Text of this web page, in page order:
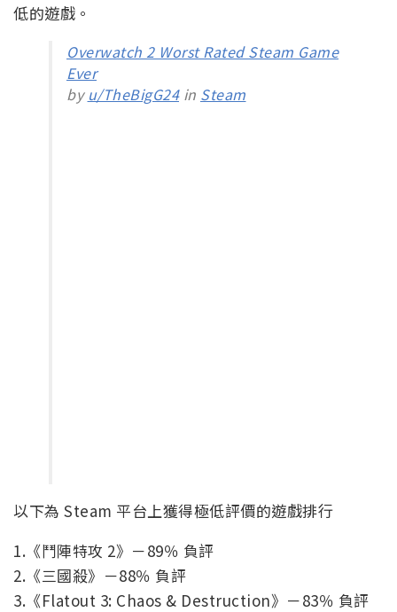
低的遊戲。
Overwatch 2 Worst Rated Steam Game
Ever
by u/TheBigG24in Steam
以下為 Steam 平台上獲得極低評價的遊戲排行
1.《鬥陣特攻 2》－89％ 負評
2.《三國殺》－88％ 負評
3.《Flatout 3: Chaos & Destruction》－83％ 負評